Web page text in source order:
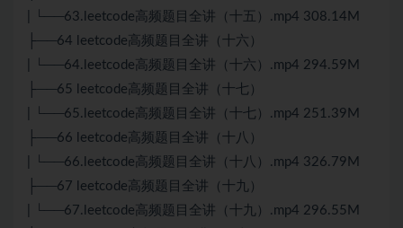
| └──63.leetcode高频题目全讲（十五）.mp4 308.14M
├──64 leetcode高频题目全讲（十六）
| └──64.leetcode高频题目全讲（十六）.mp4 294.59M
├──65 leetcode高频题目全讲（十七）
| └──65.leetcode高频题目全讲（十七）.mp4 251.39M
├──66 leetcode高频题目全讲（十八）
| └──66.leetcode高频题目全讲（十八）.mp4 326.79M
├──67 leetcode高频题目全讲（十九）
| └──67.leetcode高频题目全讲（十九）.mp4 296.55M